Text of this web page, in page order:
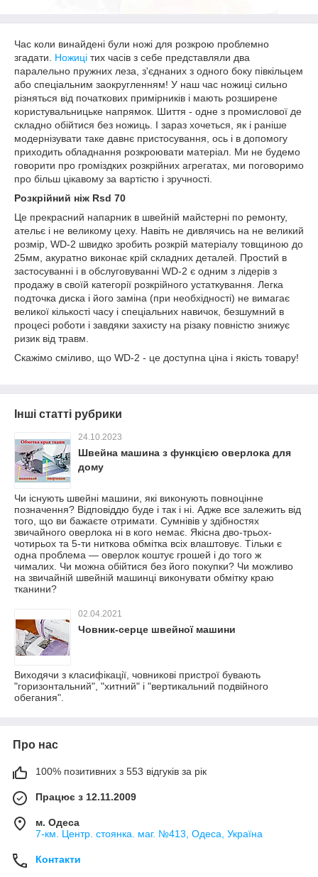
Час коли винайдені були ножі для розкрою проблемно
згадати. Ножиці тих часів з себе представляли два
паралельно пружних леза, з'єднаних з одного боку півкільцем
або спеціальним заокругленням! У наш час ножиці сильно
різняться від початкових примірників і мають розширене
користувальницьке напрямок. Шиття - одне з промислової де
складно обійтися без ножиць. І зараз хочеться, як і раніше
модернізувати таке давнє пристосування, ось і в допомогу
приходить обладнання розкроювати матеріал. Ми не будемо
говорити про громіздких розкрійних агрегатах, ми поговоримо
про більш цікавому за вартістю і зручності.
Розкрійний ніж Rsd 70
Це прекрасний напарник в швейній майстерні по ремонту,
ательє і не великому цеху. Навіть не дивлячись на не великий
розмір, WD-2 швидко зробить розкрій матеріалу товщиною до
25мм, акуратно виконає крій складних деталей. Простий в
застосуванні і в обслуговуванні WD-2 є одним з лідерів з
продажу в своїй категорії розкрійного устаткування. Легка
подточка диска і його заміна (при необхідності) не вимагає
великої кількості часу і спеціальних навичок, безшумний в
процесі роботи і завдяки захисту на різаку повністю знижує
ризик від травм.
Скажімо сміливо, що WD-2 - це доступна ціна і якість товару!
Інші статті рубрики
24.10.2023
Швейна машина з функцією оверлока для
дому
Чи існують швейні машини, які виконують повноцінне
позначення? Відповіддю буде і так і ні. Адже все залежить від
того, що ви бажаєте отримати. Сумнівів у здібностях
звичайного оверлока ні в кого немає. Якісна дво-трьох-
чотирьох та 5-ти ниткова обмітка всіх влаштовує. Тільки є
одна проблема — оверлок коштує грошей і до того ж
чималих. Чи можна обійтися без його покупки? Чи можливо
на звичайній швейній машинці виконувати обмітку краю
тканини?
02.04.2021
Човник-серце швейної машини
Виходячи з класифікації, човникові пристрої бувають
"горизонтальний", "хитний" і "вертикальний подвійного
обегания".
Про нас
100% позитивних з 553 відгуків за рік
Працює з 12.11.2009
м. Одеса
7-км. Центр. стоянка. маг. №413, Одеса, Україна
Контакти